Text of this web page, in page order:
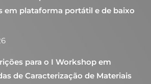
em plataforma portátil e de baixo
para o I Workshop em
de Caracterização de Materiais